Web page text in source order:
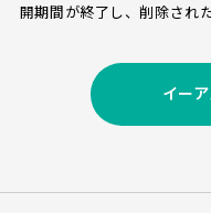
開期間が終了し、削除され
イー